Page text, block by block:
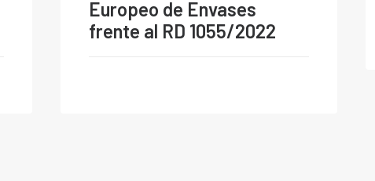
Europeo de Envases
frente al RD 1055/2022